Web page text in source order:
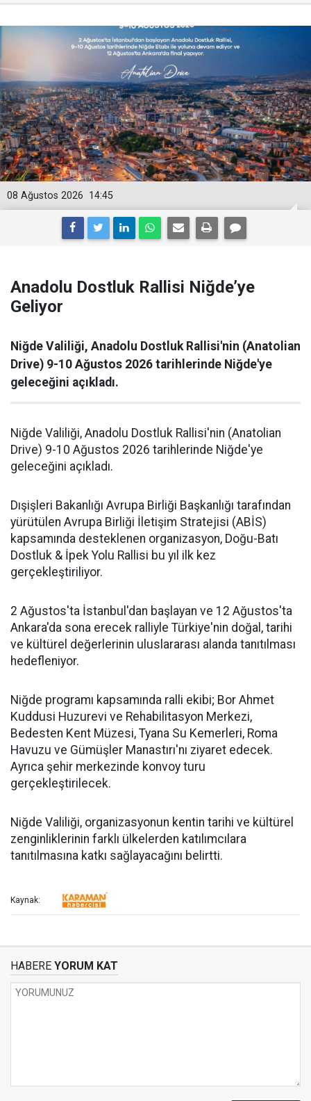
14:45
08 Ağustos 2026
Anadolu Dostluk Rallisi Niğde’ye
Geliyor
Niğde Valiliği, Anadolu Dostluk Rallisi'nin (Anatolian
Drive) 9-10 Ağustos 2026 tarihlerinde Niğde'ye
geleceğini açıkladı.
Niğde Valiliği, Anadolu Dostluk Rallisi'nin (Anatolian
Drive) 9-10 Ağustos 2026 tarihlerinde Niğde'ye
geleceğini açıkladı.
Dışişleri Bakanlığı Avrupa Birliği Başkanlığı tarafından
yürütülen Avrupa Birliği İletişim Stratejisi (ABİS)
kapsamında desteklenen organizasyon, Doğu-Batı
Dostluk & İpek Yolu Rallisi bu yıl ilk kez
gerçekleştiriliyor.
2 Ağustos'ta İstanbul'dan başlayan ve 12 Ağustos'ta
Ankara'da sona erecek ralliyle Türkiye'nin doğal, tarihi
ve kültürel değerlerinin uluslararası alanda tanıtılması
hedefleniyor.
Niğde programı kapsamında ralli ekibi; Bor Ahmet
Kuddusi Huzurevi ve Rehabilitasyon Merkezi,
Bedesten Kent Müzesi, Tyana Su Kemerleri, Roma
Havuzu ve Gümüşler Manastırı'nı ziyaret edecek.
Ayrıca şehir merkezinde konvoy turu
gerçekleştirilecek.
Niğde Valiliği, organizasyonun kentin tarihi ve kültürel
zenginliklerinin farklı ülkelerden katılımcılara
tanıtılmasına katkı sağlayacağını belirtti.
Kaynak:
HABERE YORUM KAT